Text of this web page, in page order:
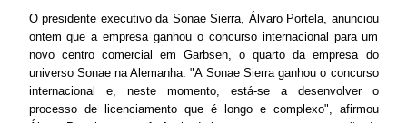
O presidente executivo da Sonae Sierra, Álvaro Portela, anunciou
ontem que a empresa ganhou o concurso internacional para um
novo centro comercial em Garbsen, o quarto da empresa do
universo Sonae na Alemanha. "A Sonae Sierra ganhou o concurso
internacional e, neste momento, está-se a desenvolver o
processo de licenciamento que é longo e complexo", afirmou